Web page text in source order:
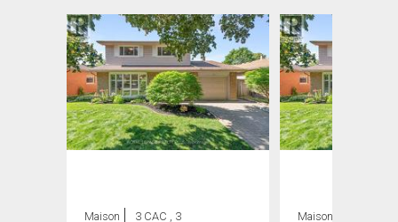
Maison
3 CAC , 3
Maison